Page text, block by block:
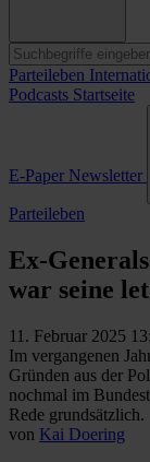
Parteileben
Podcasts Startseite
E-Paper Newsletter
Parteileben
Ex-
war seine
11. Februar 2025
Im vergangenen
Gründen aus der
nochmal im
Rede grundsätzlich.
von Kai Doering